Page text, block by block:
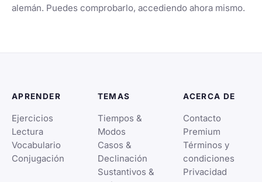
alemán. Puedes comprobarlo, accediendo ahora mismo.
APRENDER
Ejercicios
Lectura
Vocabulario
Conjugación
TEMAS
Tiempos &
Modos
Casos &
Declinación
Sustantivos &
ACERCA DE
Contacto
Premium
Términos y
condiciones
Privacidad